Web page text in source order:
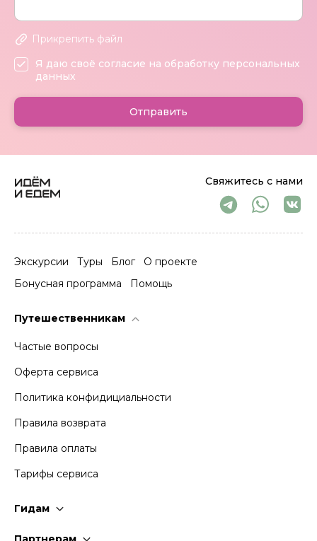
Свяжитесь с нами
Экскурсии Туры Блог
О проекте
Бонусная программа
Помощь
Путешественникам
Частые вопросы
Оферта сервиса
Политика конфидициальности
Правила возврата
Правила оплаты
Тарифы сервиса
Гидам
Прикрепить файл
Я даю своё согласие на обработку персональных
данных
Отправить